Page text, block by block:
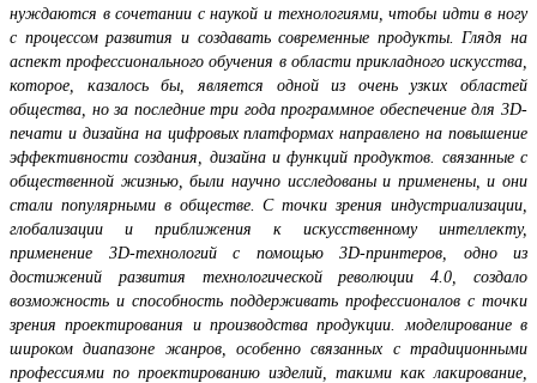
нуждаются в сочетании с наукой и технологиями, чтобы идти в ногу
с процессом развития и создавать современные продукты. Глядя на
аспект профессионального обучения в области прикладного искусства,
которое, казалось бы, является одной из очень узких областей
общества, но за последние три года программное обеспечение для 3D-
печати и дизайна на цифровых платформах направлено на повышение
эффективности создания, дизайна и функций продуктов. связанные с
общественной жизнью, были научно исследованы и применены, и они
стали популярными в обществе. С точки зрения индустриализации,
глобализации и приближения к искусственному интеллекту,
применение 3D-технологий с помощью 3D-принтеров, одно из
достижений развития технологической революции 4.0, создало
возможность и способность поддерживать профессионалов с точки
зрения проектирования и производства продукции. моделирование в
широком диапазоне жанров, особенно связанных с традиционными
профессиями по проектированию изделий, такими как лакирование,